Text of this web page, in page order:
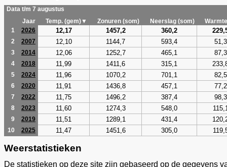
Data t/m 7 augustus
Jaar
Temp. (gem)▼ Zonuren (som) Neerslag (som)
1
2026 12,17 1457,2 360,2
2 2007 12,10 1144,7 593,4 51,3
3 2014 12,06 1252,7 465,1 87,3
4 2018 11,99 1411,6 315,1
5 2024 11,96 1070,2 701,1 82,5
6 2020 11,91 1436,8 457,1 77,2
7 2022 11,75 1496,2 387,4 98,3
8 2023 11,60 1274,3 548,0
9 2019 11,51 1289,1 431,4
10 2025 11,47 1451,6 305,0
Weerstatistieken
De statistieken op deze site zijn gebaseerd op de gegevens